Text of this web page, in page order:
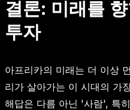
결론: 미래를
투자
아프리카의 미래는 더 이상
리가 살아가는 이 시대의 가
해답은 다름 아닌 '사람', 특